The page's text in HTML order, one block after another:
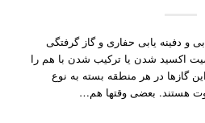
و دفینه یابی حفاری و گاز گرفتگی
اکسید شدن یا ترکیب شدن با هم را
گازها در هر منطقه بسته به نوع
هستند. بعضی وقتها هم…